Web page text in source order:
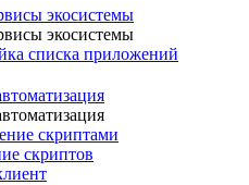
экосистемы
экосистемы
списка приложений
скриптами
скриптов